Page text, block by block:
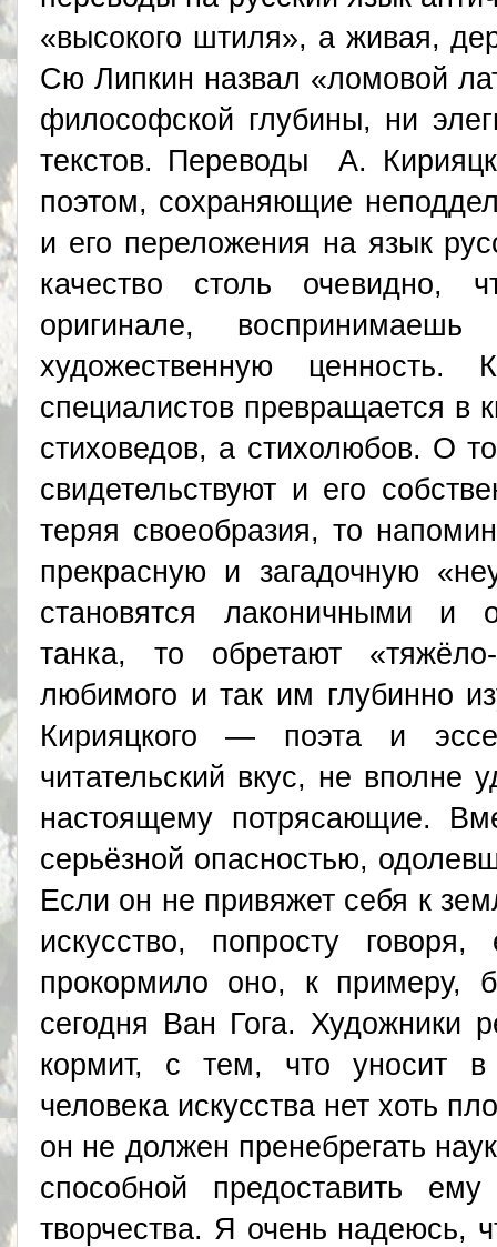
«высокого штиля», а живая,
Сю Липкин назвал «ломовой
философской глубины, ни
текстов. Переводы А.
поэтом, сохраняющие
и его переложения на язык
качество столь
оригинале,
художественную ценность.
специалистов превращается в
стиховедов, а стихолюбов. О
свидетельствуют и его
теряя своеобразия, то
прекрасную и загадочную
становятся лаконичными и
танка, то обретают
любимого и так им глубинно
Кирияцкого — поэта и
читательский вкус, не вполне
настоящему потрясающие.
серьёзной опасностью,
Если он не привяжет себя к
искусство, попросту
прокормило оно, к примеру,
сегодня Ван Гога. Художники
кормит, с тем, что уносит
человека искусства нет хоть
он не должен пренебрегать
способной предоставить
творчества. Я очень надеюсь,